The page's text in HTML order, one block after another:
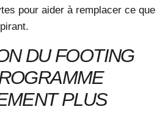
pour aider à remplacer ce que
DU FOOTING
PLUS